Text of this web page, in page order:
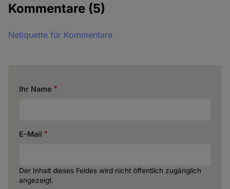
Kommentare (5)
Netiquette für Kommentare
Ihr Name
E-Mail
Der Inhalt dieses Feldes wird nicht öffentlich zugänglich
angezeigt.